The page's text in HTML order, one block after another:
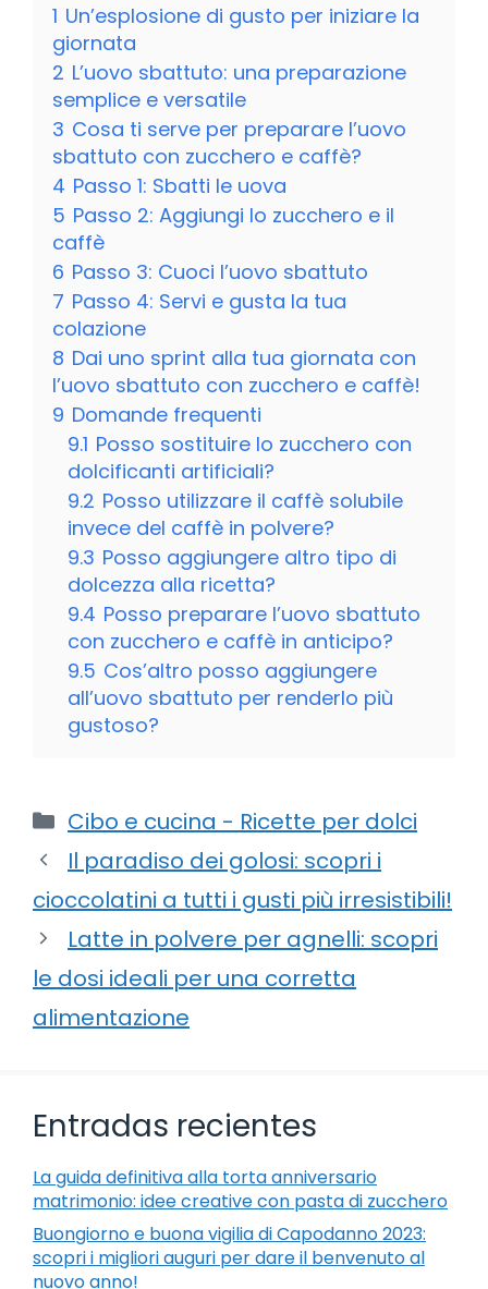
1 Un’esplosione di gusto per iniziare la
giornata
2 L’uovo sbattuto: una preparazione
semplice e versatile
3 Cosa ti serve per preparare l’uovo
sbattuto con zucchero e caffè?
4 Passo 1: Sbatti le uova
5 Passo 2: Aggiungi lo zucchero e il
caffè
6 Passo 3: Cuoci l’uovo sbattuto
7 Passo 4: Servi e gusta la tua
colazione
8 Dai uno sprint alla tua giornata con
l’uovo sbattuto con zucchero e caffè!
9 Domande frequenti
9.1 Posso sostituire lo zucchero con
dolcificanti artificiali?
9.2 Posso utilizzare il caffè solubile
invece del caffè in polvere?
9.3 Posso aggiungere altro tipo di
dolcezza alla ricetta?
9.4 Posso preparare l’uovo sbattuto
con zucchero e caffè in anticipo?
9.5 Cos’altro posso aggiungere
all’uovo sbattuto per renderlo più
gustoso?
Categorie
Cibo e cucina - Ricette per dolci
Il paradiso dei golosi: scopri i
cioccolatini a tutti i gusti più irresistibili!
Latte in polvere per agnelli: scopri
le dosi ideali per una corretta
alimentazione
Entradas recientes
La guida definitiva alla torta anniversario
matrimonio: idee creative con pasta di zucchero
Buongiorno e buona vigilia di Capodanno 2023:
scopri i migliori auguri per dare il benvenuto al
nuovo anno!